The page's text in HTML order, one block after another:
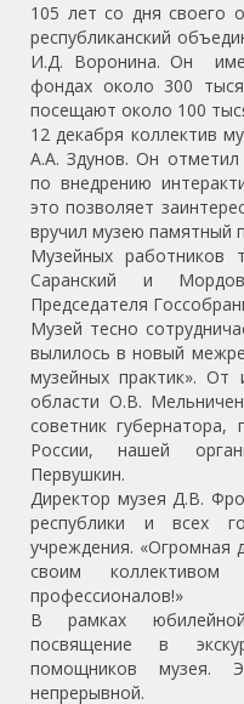
105 лет со дня своего
республиканский
И.Д. Воронина. Он
фондах около 300
посещают около 100
12 декабря коллектив
А.А. Здунов. Он
по внедрению
это позволяет
вручил музею памятный
Музейных работников
Саранский и
Председателя
Музей тесно
вылилось в новый
музейных практик». От
области О.В.
советник губернатора,
России, нашей
Первушкин.
Директор музея Д.В.
республики и всех
учреждения. «Огромная
своим
профессионалов!»
В рамках
посвящение в
помощников музея.
непрерывной.